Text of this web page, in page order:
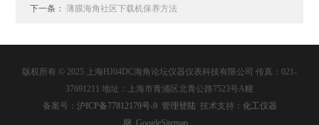
下一条：薄膜海角社区下载机保养方法
版权所有 © 2025 上海HJ04DC海角论坛仪器仪表科技有限公司 传真：021-
37691211 地址：上海市青浦区北青公路7523号A幢
备案号： 沪ICP备77812179号-9 管理登陆 技术支持： 化工仪器